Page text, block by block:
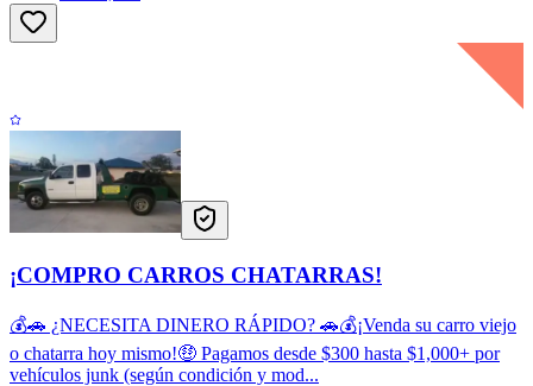
¡COMPRO CARROS CHATARRAS!
💰🚗 ¿NECESITA DINERO RÁPIDO? 🚗💰¡Venda su carro viejo
o chatarra hoy mismo!🤑 Pagamos desde $300 hasta $1,000+ por
vehículos junk (según condición y mod...